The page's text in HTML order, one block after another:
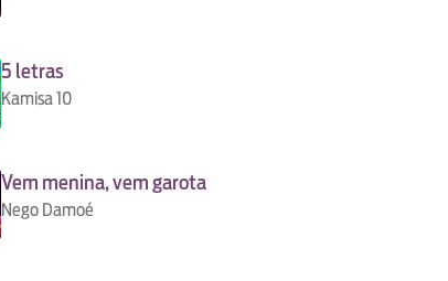
5 letras
Kamisa 10
Vem menina, vem garota
Nego Damoé